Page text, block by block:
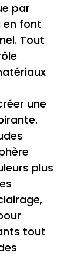
par
en font
Tout
une
plus
tout